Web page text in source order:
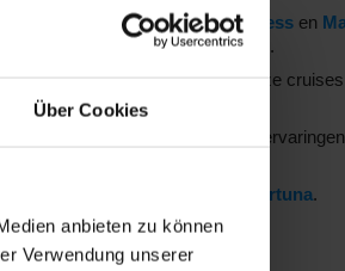
Über Cookies
anbieten zu können
Verwendung unserer
Schepen zoals deSun Princess en
Civitavecchia (Rome)of Athene.
SinfoniaenMSC Opera. Deze
combinatie van luxe en culturele
de Costa Fortuna.